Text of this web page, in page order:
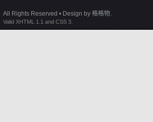
All Rights Reserved • Design by 格格物.
Valid XHTML 1.1 and CSS 3.